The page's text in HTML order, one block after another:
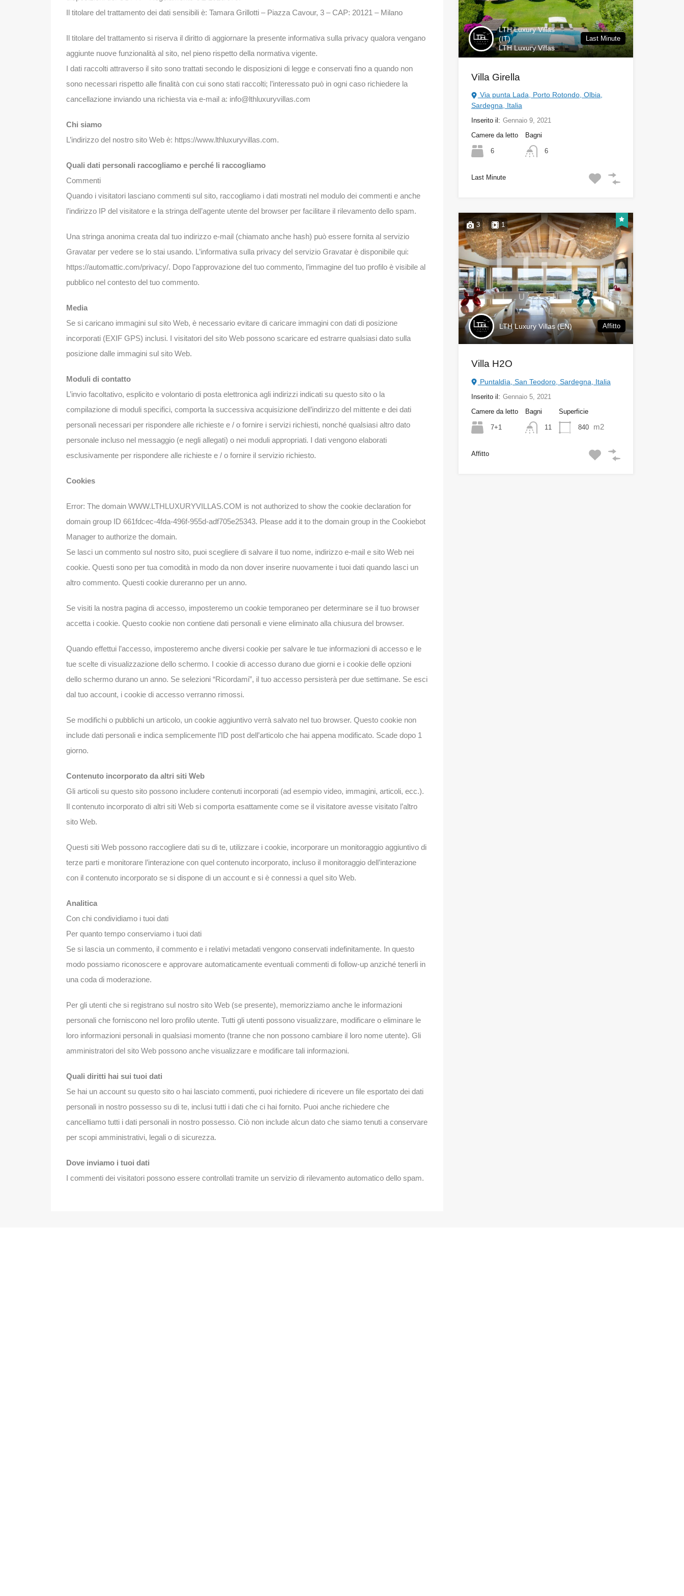
Il titolare del trattamento dei dati sensibili è: Tamara Grillotti – Piazza Cavour, 3 – CAP: 20121 – Milano
Il titolare del trattamento si riserva il diritto di aggiornare la presente informativa sulla privacy qualora vengano
aggiunte nuove funzionalità al sito, nel pieno rispetto della normativa vigente.
I dati raccolti attraverso il sito sono trattati secondo le disposizioni di legge e conservati fino a quando non
sono necessari rispetto alle finalità con cui sono stati raccolti; l’interessato può in ogni caso richiedere la
cancellazione inviando una richiesta via e-mail a: info@lthluxuryvillas.com
Chi siamo
L’indirizzo del nostro sito Web è: https://www.lthluxuryvillas.com.
Quali dati personali raccogliamo e perché li raccogliamo
Commenti
Quando i visitatori lasciano commenti sul sito, raccogliamo i dati mostrati nel modulo dei commenti e anche
l’indirizzo IP del visitatore e la stringa dell’agente utente del browser per facilitare il rilevamento dello spam.
Una stringa anonima creata dal tuo indirizzo e-mail (chiamato anche hash) può essere fornita al servizio
Gravatar per vedere se lo stai usando. L’informativa sulla privacy del servizio Gravatar è disponibile qui:
https://automattic.com/privacy/. Dopo l’approvazione del tuo commento, l’immagine del tuo profilo è visibile al
pubblico nel contesto del tuo commento.
Media
Se si caricano immagini sul sito Web, è necessario evitare di caricare immagini con dati di posizione
incorporati (EXIF GPS) inclusi. I visitatori del sito Web possono scaricare ed estrarre qualsiasi dato sulla
posizione dalle immagini sul sito Web.
Moduli di contatto
L’invio facoltativo, esplicito e volontario di posta elettronica agli indirizzi indicati su questo sito o la
compilazione di moduli specifici, comporta la successiva acquisizione dell’indirizzo del mittente e dei dati
personali necessari per rispondere alle richieste e / o fornire i servizi richiesti, nonché qualsiasi altro dato
personale incluso nel messaggio (e negli allegati) o nei moduli appropriati. I dati vengono elaborati
esclusivamente per rispondere alle richieste e / o fornire il servizio richiesto.
Cookies
Error: The domain WWW.LTHLUXURYVILLAS.COM is not authorized to show the cookie declaration for
domain group ID 661fdcec-4fda-496f-955d-adf705e25343. Please add it to the domain group in the Cookiebot
Manager to authorize the domain.
Se lasci un commento sul nostro sito, puoi scegliere di salvare il tuo nome, indirizzo e-mail e sito Web nei
cookie. Questi sono per tua comodità in modo da non dover inserire nuovamente i tuoi dati quando lasci un
altro commento. Questi cookie dureranno per un anno.
Se visiti la nostra pagina di accesso, imposteremo un cookie temporaneo per determinare se il tuo browser
accetta i cookie. Questo cookie non contiene dati personali e viene eliminato alla chiusura del browser.
Quando effettui l’accesso, imposteremo anche diversi cookie per salvare le tue informazioni di accesso e le
tue scelte di visualizzazione dello schermo. I cookie di accesso durano due giorni e i cookie delle opzioni
dello schermo durano un anno. Se selezioni “Ricordami”, il tuo accesso persisterà per due settimane. Se esci
dal tuo account, i cookie di accesso verranno rimossi.
Se modifichi o pubblichi un articolo, un cookie aggiuntivo verrà salvato nel tuo browser. Questo cookie non
include dati personali e indica semplicemente l’ID post dell’articolo che hai appena modificato. Scade dopo 1
giorno.
Contenuto incorporato da altri siti Web
Gli articoli su questo sito possono includere contenuti incorporati (ad esempio video, immagini, articoli, ecc.).
Il contenuto incorporato di altri siti Web si comporta esattamente come se il visitatore avesse visitato l’altro
sito Web.
Questi siti Web possono raccogliere dati su di te, utilizzare i cookie, incorporare un monitoraggio aggiuntivo di
terze parti e monitorare l’interazione con quel contenuto incorporato, incluso il monitoraggio dell’interazione
con il contenuto incorporato se si dispone di un account e si è connessi a quel sito Web.
Analitica
Con chi condividiamo i tuoi dati
Per quanto tempo conserviamo i tuoi dati
Se si lascia un commento, il commento e i relativi metadati vengono conservati indefinitamente. In questo
modo possiamo riconoscere e approvare automaticamente eventuali commenti di follow-up anziché tenerli in
una coda di moderazione.
Per gli utenti che si registrano sul nostro sito Web (se presente), memorizziamo anche le informazioni
personali che forniscono nel loro profilo utente. Tutti gli utenti possono visualizzare, modificare o eliminare le
loro informazioni personali in qualsiasi momento (tranne che non possono cambiare il loro nome utente). Gli
amministratori del sito Web possono anche visualizzare e modificare tali informazioni.
Quali diritti hai sui tuoi dati
Se hai un account su questo sito o hai lasciato commenti, puoi richiedere di ricevere un file esportato dei dati
personali in nostro possesso su di te, inclusi tutti i dati che ci hai fornito. Puoi anche richiedere che
cancelliamo tutti i dati personali in nostro possesso. Ciò non include alcun dato che siamo tenuti a conservare
per scopi amministrativi, legali o di sicurezza.
Dove inviamo i tuoi dati
I commenti dei visitatori possono essere controllati tramite un servizio di rilevamento automatico dello spam.
LTH Luxury Villas
(IT)
LTH Luxury Villas
Last Minute
Villa Girella
Via punta Lada, Porto Rotondo, Olbia,
Sardegna, Italia
Inserito il: Gennaio 9, 2021
Camere da letto
6
Bagni
6
Last Minute
3 1
LTH Luxury Villas (EN) Affitto
Villa H2O
Puntaldìa, San Teodoro, Sardegna, Italia
Inserito il: Gennaio 5, 2021
Camere da letto
7+1
Bagni
11
Superficie
840 m2
Affitto